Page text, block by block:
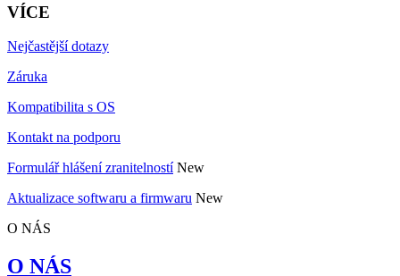
VÍCE
Nejčastější dotazy
Záruka
Kompatibilita s OS
Kontakt na podporu
Formulář hlášení zranitelností New
Aktualizace softwaru a firmwaru New
O NÁS
O NÁS